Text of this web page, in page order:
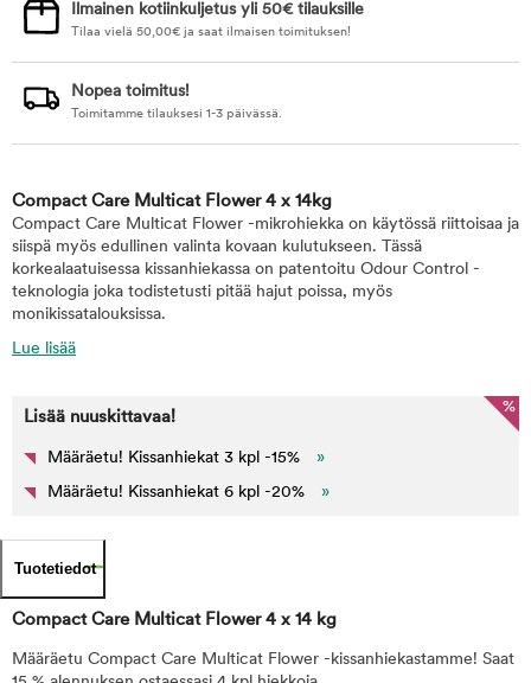
Ilmainen kotiinkuljetus yli 50€ tilauksille
Tilaa vielä 50,00€ ja saat ilmaisen toimituksen!
Nopea toimitus!
Toimitamme tilauksesi 1-3 päivässä.
Compact Care Multicat Flower 4 x 14kg
Compact Care Multicat Flower -mikrohiekka on käytössä riittoisaa ja
siispä myös edullinen valinta kovaan kulutukseen. Tässä
korkealaatuisessa kissanhiekassa on patentoitu Odour Control -
teknologia joka todistetusti pitää hajut poissa, myös
monikissatalouksissa.
Lue lisää
%
Lisää nuuskittavaa!
Määräetu! Kissanhiekat 3 kpl -15%
»
Määräetu! Kissanhiekat 6 kpl -20%
»
Tuotetiedot
Compact Care Multicat Flower 4 x 14 kg
Määräetu Compact Care Multicat Flower -kissanhiekastamme! Saat